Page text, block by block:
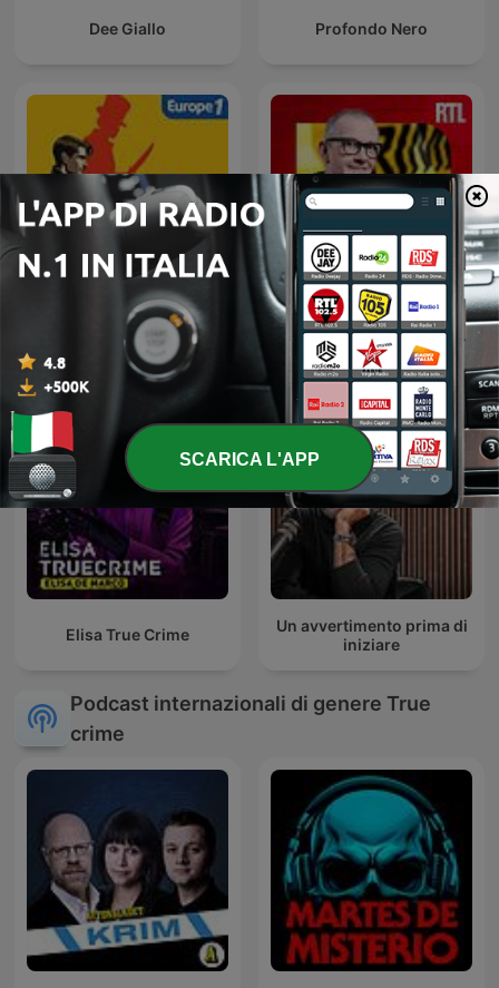
Dee Giallo Profondo Nero
Au Coeur du Crime L'Heure Du Crime
Elisa True Crime
Un avvertimento prima di
iniziare
Podcast internazionali di genere True
crime
SCARICA L'APP